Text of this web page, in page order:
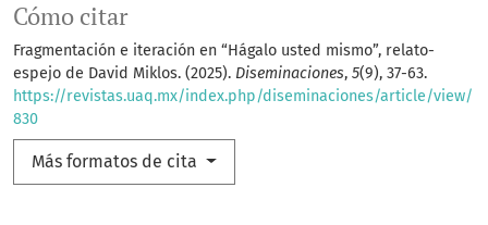
Cómo citar
Fragmentación e iteración en “Hágalo usted mismo”, relato-
espejo de David Miklos. (2025). Diseminaciones, 5(9), 37-63.
https://revistas.uaq.mx/index.php/diseminaciones/article/view/
830
Más formatos de cita